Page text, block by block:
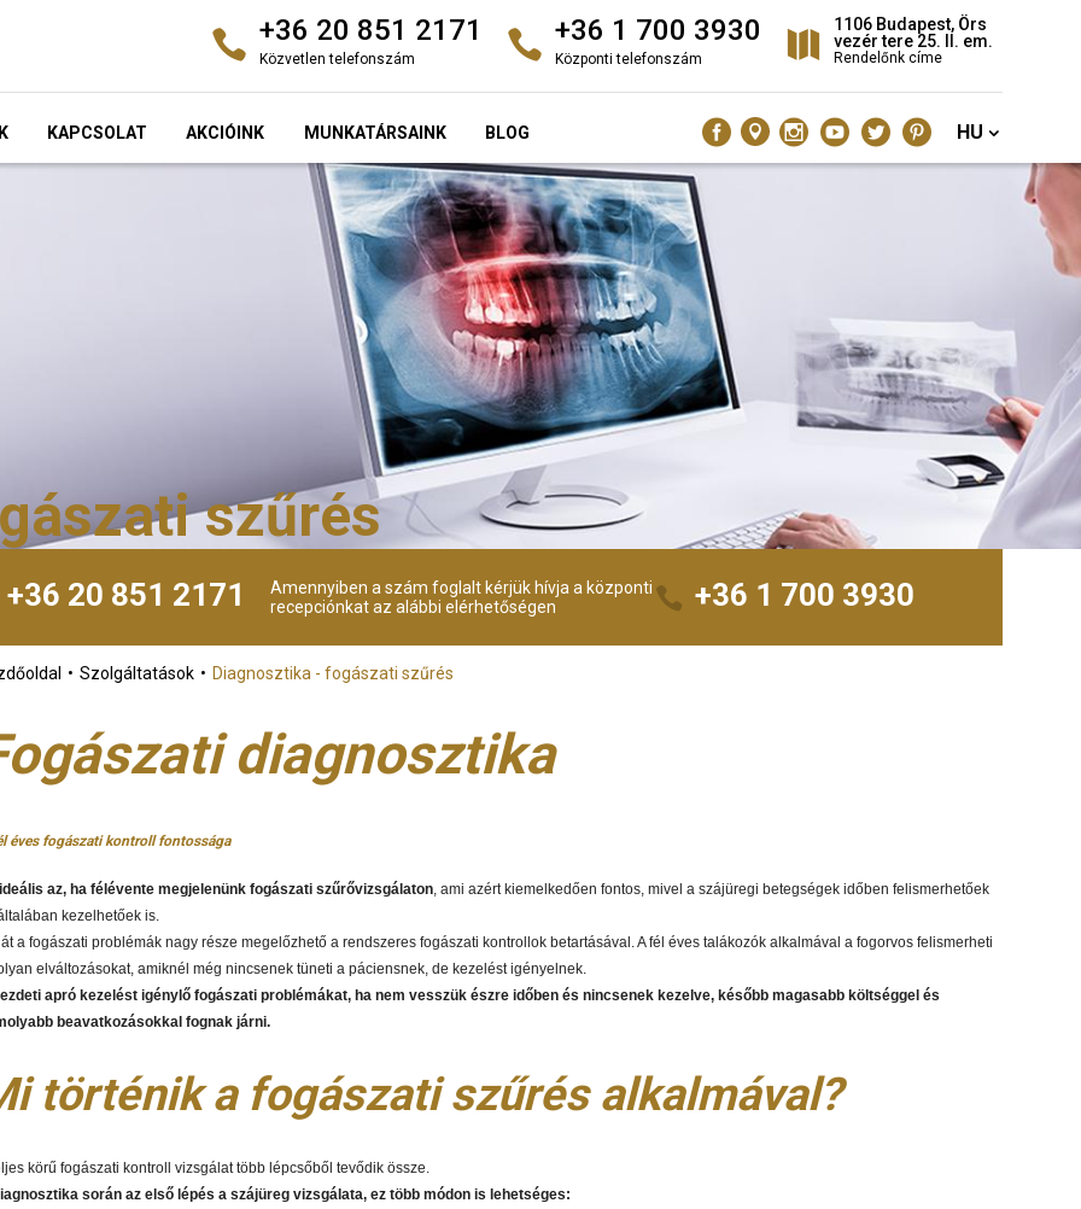
+36 20 851 2171
Közvetlen telefonszám
+36 1 700 3930
Központi telefonszám
1106 Budapest, Örs
vezér tere 25. II. em.
Rendelőnk címe
KAPCSOLAT AKCIÓINK MUNKATÁRSAINK BLOG HU
szűrés
+36 20 851 2171
Amennyiben a szám foglalt kérjük hívja a központi
recepciónkat az alábbi elérhetőségen
+36 1 700 3930
Szolgáltatások Diagnosztika - fogászati szűrés
diagnosztika
éves fogászati kontroll fontossága
az, ha félévente megjelenünk fogászati szűrővizsgálaton, ami azért kiemelkedően fontos, mivel a szájüregi betegségek időben felismerhetőek
kezelhetőek is.
a fogászati problémák nagy része megelőzhető a rendszeres fogászati kontrollok betartásával. A fél éves talákozók alkalmával a fogorvos felismerheti
elváltozásokat, amiknél még nincsenek tüneti a páciensnek, de kezelést igényelnek.
apró kezelést igénylő fogászati problémákat, ha nem vesszük észre időben és nincsenek kezelve, később magasabb költséggel és
beavatkozásokkal fognak járni.
történik a fogászati szűrés alkalmával?
körű fogászati kontroll vizsgálat több lépcsőből tevődik össze.
során az első lépés a szájüreg vizsgálata, ez több módon is lehetséges: